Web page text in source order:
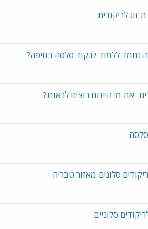
לריקודים
נחמד ללמוד לרקוד סלסה בחיפה?
את מי הייתם רוצים לראות?
סלונים מאזור טבריה.
סלוניים